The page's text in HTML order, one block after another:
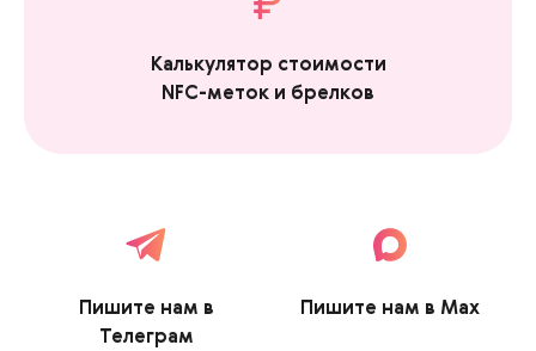
Калькулятор стоимости
NFC-меток и брелков
Пишите нам в
Телеграм
Пишите нам в Max